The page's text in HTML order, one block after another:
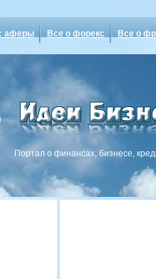
аферы Все о форекс Все о
Портал о финансах, бизнесе,